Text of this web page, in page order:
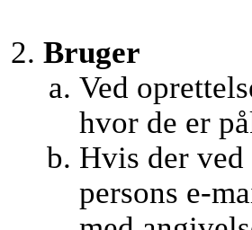
Bruger
Ved
hvor de er
Hvis der ved
persons e-